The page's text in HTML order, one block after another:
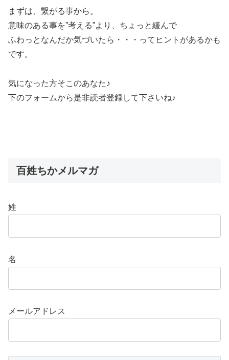
まずは、繋がる事から。
意味のある事を”考える”より、ちょっと緩んで
ふわっとなんだか気づいたら・・・ってヒントがあるかも
です。
気になった方そこのあなた♪
下のフォームから是非読者登録して下さいね♪
百姓ちかメルマガ
姓
名
メールアドレス